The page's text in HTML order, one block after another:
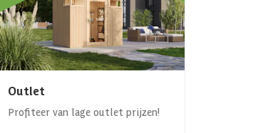
Outlet
Profiteer van lage outlet prijzen!